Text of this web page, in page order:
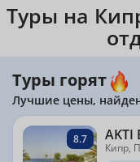
Туры на
Туры горят
Лучшие цены,
8.7 AKTI
Кипр,